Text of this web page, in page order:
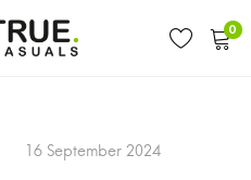
0
16 September 2024